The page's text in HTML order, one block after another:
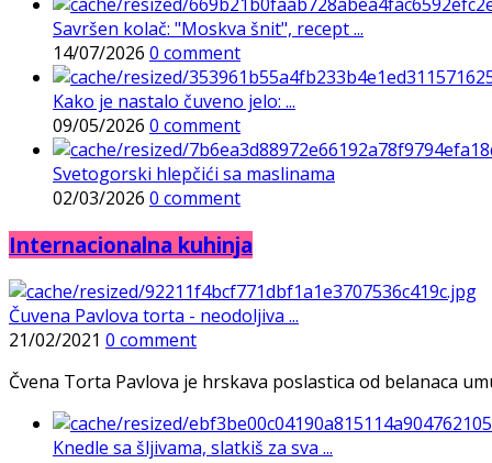
Savršen kolač: "Moskva šnit", recept ...
14/07/2026 0 comment
Kako je nastalo čuveno jelo: ...
09/05/2026 0 comment
Svetogorski hlepčići sa maslinama
02/03/2026 0 comment
Internacionalna kuhinja
Čuvena Pavlova torta - neodoljiva ...
21/02/2021 0 comment
Čvena Torta Pavlova je hrskava poslastica od belanaca
Knedle sa šljivama, slatkiš za sva ...